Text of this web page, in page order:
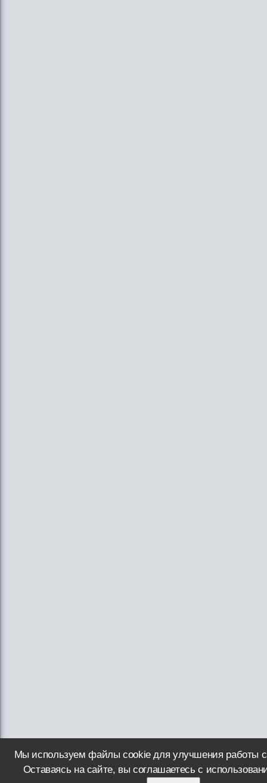
Мы используем файлы cookie для улучшения работы
Оставаясь на сайте, вы соглашаетесь с